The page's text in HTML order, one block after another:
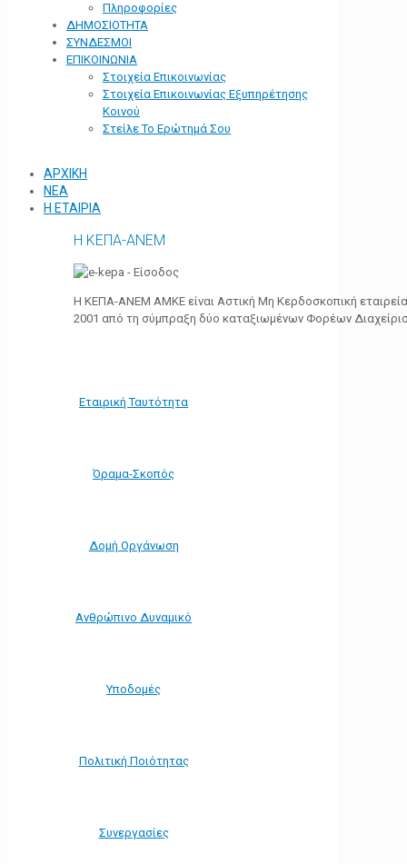
Πληροφορίες
ΔΗΜΟΣΙΟΤΗΤΑ
ΣΥΝΔΕΣΜΟΙ
ΕΠΙΚΟΙΝΩΝΙΑ
Στοιχεία Επικοινωνίας
Στοιχεία Επικοινωνίας Εξυπηρέτησης
Κοινού
Στείλε Το Ερώτημά Σου
ΑΡΧΙΚΗ
ΝΕΑ
Η ΕΤΑΙΡΙΑ
Η ΚΕΠΑ-ΑΝΕΜ
Η ΚΕΠΑ-ΑΝΕΜ ΑΜΚΕ είναι Αστική Μη Κερδοσκοπική
2001 από τη σύμπραξη δύο καταξιωμένων Φορέων
Εταιρική Ταυτότητα
Όραμα-Σκοπός
Δομή Οργάνωση
Ανθρώπινο Δυναμικό
Υποδομές
Πολιτική Ποιότητας
Συνεργασίες